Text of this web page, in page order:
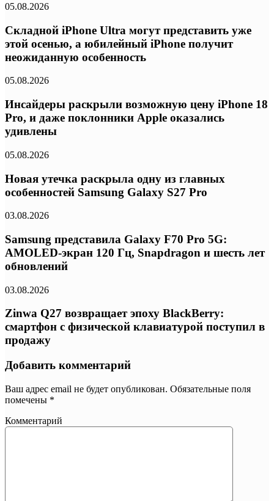
05.08.2026
Складной iPhone Ultra могут представить уже
этой осенью, а юбилейный iPhone получит
неожиданную особенность
05.08.2026
Инсайдеры раскрыли возможную цену iPhone 18
Pro, и даже поклонники Apple оказались
удивлены
05.08.2026
Новая утечка раскрыла одну из главных
особенностей Samsung Galaxy S27 Pro
03.08.2026
Samsung представила Galaxy F70 Pro 5G:
AMOLED-экран 120 Гц, Snapdragon и шесть лет
обновлений
03.08.2026
Zinwa Q27 возвращает эпоху BlackBerry:
смартфон с физической клавиатурой поступил в
продажу
Добавить комментарий
Ваш адрес email не будет опубликован. Обязательные поля
помечены *
Комментарий